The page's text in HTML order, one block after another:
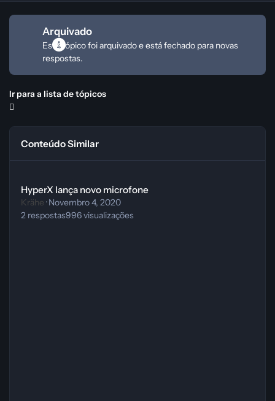
Arquivado
Este tópico foi arquivado e está fechado para novas
respostas.
Ir para a lista de tópicos
Conteúdo Similar
HyperX lança novo microfone
Krähe ·Novembro 4, 2020
2 respostas996visualizações